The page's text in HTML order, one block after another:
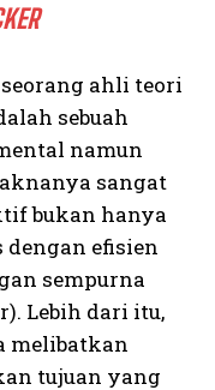
ahli teori
sebuah
namun
sangat
bukan hanya
efisien
sempurna
Lebih dari itu,
melibatkan
tujuan yang